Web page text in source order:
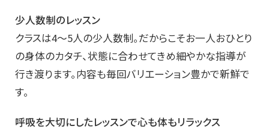
少人数制のレッスン
クラスは4～5人の少人数制。だからこそお一人おひとり
の身体のカタチ、状態に合わせてきめ細やかな指導が
行き渡ります。内容も毎回バリエーション豊かで新鮮で
す。
呼吸を大切にしたレッスンで心も体もリラックス